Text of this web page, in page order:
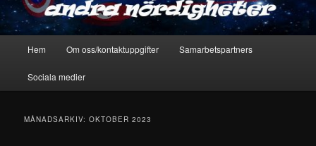
Hem Om oss/kontaktuppgifter Samarbetspartners
Sociala medier
MÅNADSARKIV:OKTOBER 2023